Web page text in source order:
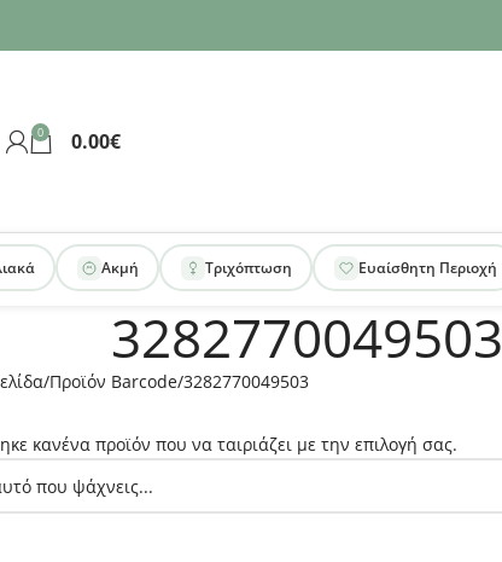
0 0.00€
Ακμή Τριχόπτωση Ευαίσθητη Περιοχή
3282770049503
Προϊόν Barcode 3282770049503
κανένα προϊόν που να ταιριάζει με την επιλογή σας.